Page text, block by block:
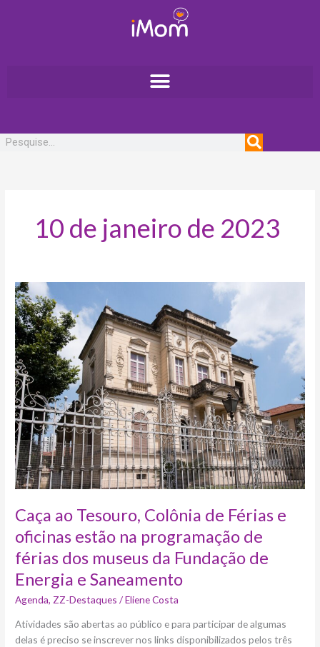
10 de janeiro de 2023
Caça ao Tesouro, Colônia de Férias e
oficinas estão na programação de
férias dos museus da Fundação de
Energia e Saneamento
Agenda,ZZ-Destaques /Eliene Costa
Atividades são abertas ao público e para participar de algumas
delas é preciso se inscrever nos links disponibilizados pelos três
Caça
ao
Tesouro,
Colônia
de
Férias
e
oficinas
estão
na
programação
de
férias
dos
museus
da
Fundação
de
Energia
e
Saneamento